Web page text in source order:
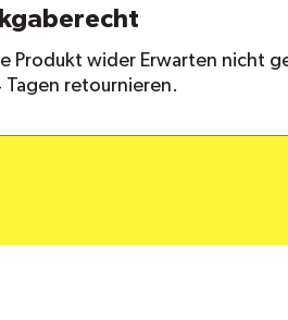
Produkt wider Erwarten nicht
Tagen retournieren.